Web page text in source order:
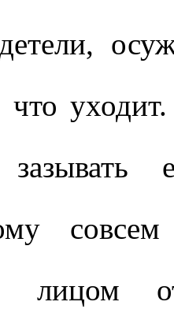
что
лицом